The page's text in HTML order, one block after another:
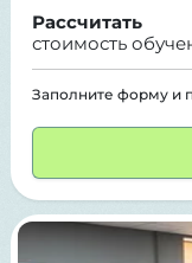
Рассчитать
стоимость
Заполните форму и